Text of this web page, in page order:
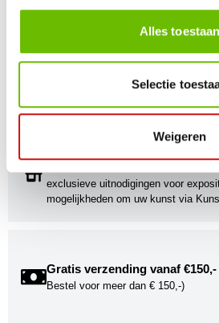
Alles toestaan
Selectie
Weigeren
Stijlvolle kunstobjecten voor elke
Onze Bronzen Beelden die met vuur
exclusieve uitnodigingen voor
mogelijkheden om uw kunst via
Gratis verzending vanaf €150,-
Bestel voor meer dan € 150,-)